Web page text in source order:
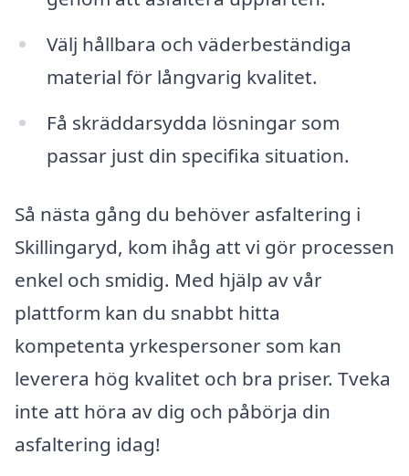
Välj hållbara och väderbeständiga
material för långvarig kvalitet.
Få skräddarsydda lösningar som
passar just din specifika situation.
Så nästa gång du behöver asfaltering i
Skillingaryd, kom ihåg att vi gör processen
enkel och smidig. Med hjälp av vår
plattform kan du snabbt hitta
kompetenta yrkespersoner som kan
leverera hög kvalitet och bra priser. Tveka
inte att höra av dig och påbörja din
asfaltering idag!